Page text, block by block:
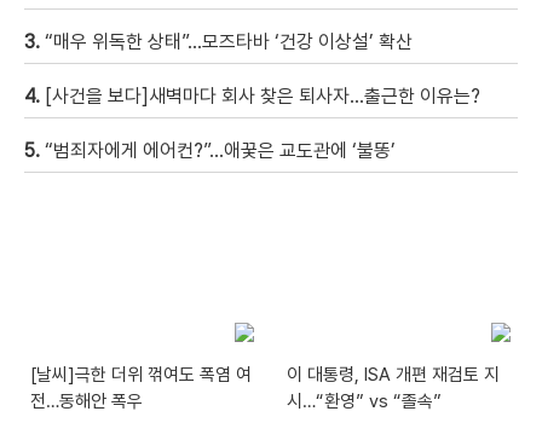
3. “매우 위독한 상태”…모즈타바 ‘건강 이상설’ 확산
4. [사건을 보다]새벽마다 회사 찾은 퇴사자…출근한 이유는?
5. “범죄자에게 에어컨?”…애꿎은 교도관에 ‘불똥’
[날씨]극한 더위 꺾여도 폭염 여
전…동해안 폭우
이 대통령, ISA 개편 재검토 지
시…“환영” vs “졸속”